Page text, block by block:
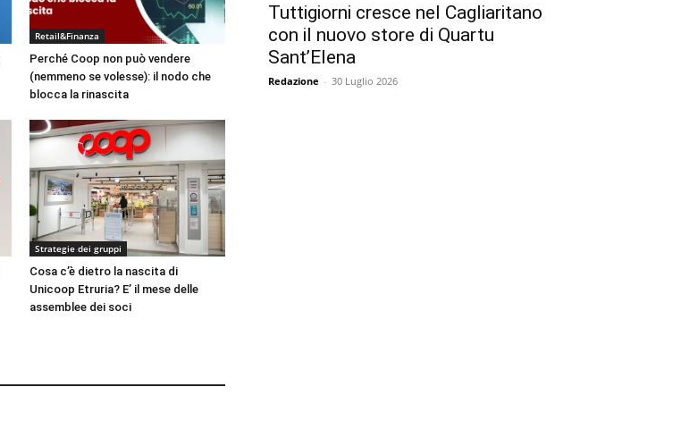
Retail&Finanza
Perché Coop non può vendere
(nemmeno se volesse): il nodo che
blocca la rinascita
Strategie dei gruppi
Cosa c’è dietro la nascita di
Unicoop Etruria? E’ il mese delle
assemblee dei soci
Tuttigiorni cresce nel Cagliaritano
con il nuovo store di Quartu
Sant’Elena
Redazione - 30 Luglio 2026